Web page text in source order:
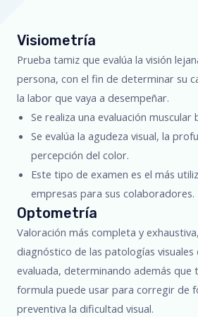
Visiometría
Prueba tamiz que evalúa la visión
persona, con el fin de determinar su
la labor que vaya a desempeñar.
Se realiza una evaluación muscular
Se evalúa la agudeza visual, la
percepción del color.
Este tipo de examen es el más
empresas para sus colaboradores.
Optometría
Valoración más completa y
diagnóstico de las patologías visuales
evaluada, determinando además que
formula puede usar para corregir de
preventiva la dificultad visual.